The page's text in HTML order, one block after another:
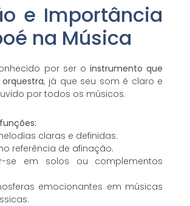
e Importância
na Música
por ser oinstrumento que
, já que seu som é claro e
por todos os músicos.
claras e definidas.
referência de afinação.
se em solos ou complementos
emocionantes em músicas